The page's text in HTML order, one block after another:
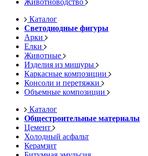
Животноводство
Каталог
Светодиодные фигуры
Арки
Елки
Животные
Изделия из мишуры
Каркасные композиции
Консоли и перетяжки
Объемные композиции
Каталог
Общестроительные материалы
Цемент
Холодный асфальт
Керамзит